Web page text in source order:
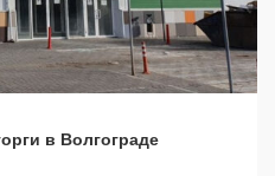
в Волгограде